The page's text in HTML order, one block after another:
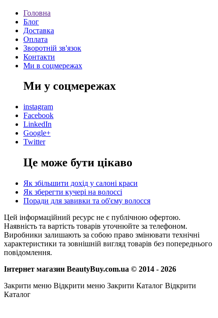
Головна
Блог
Доставка
Оплата
Зворотній зв'язок
Контакти
Ми в соцмережах
Ми у соцмережах
instagram
Facebook
LinkedIn
Google+
Twitter
Це може бути цікаво
Як збільшити дохід у салоні краси
Як зберегти кучері на волоссі
Поради для завивки та об'єму волосся
Цей інформаційний ресурс не є публічною офертою.
Наявність та вартість товарів уточнюйте за телефоном.
Виробники залишають за собою право змінювати технічні
характеристики та зовнішній вигляд товарів без попереднього
повідомлення.
Інтернет магазин BeautyBuy.com.ua © 2014 - 2026
Закрити меню Відкрити меню Закрити Каталог Відкрити
Каталог